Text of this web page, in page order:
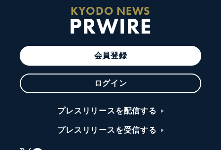
KYODO NEWS
PRWIRE
会員登録
ログイン
プレスリリースを配信する
プレスリリースを受信する